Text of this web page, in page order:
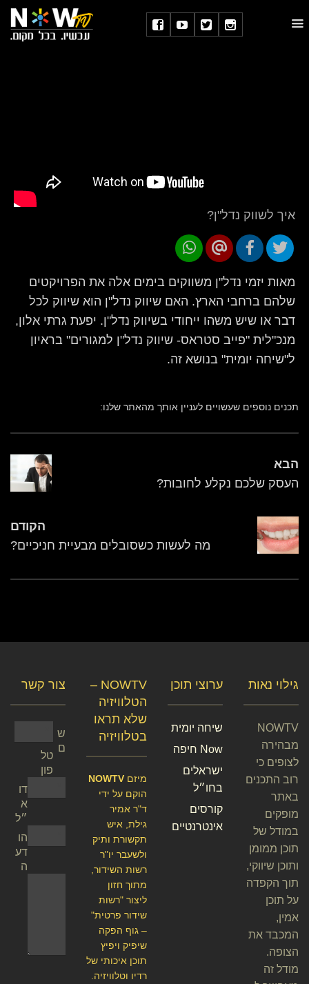
איך לשווק נדל"ן?
מאות יזמי נדל"ן משווקים בימים אלה את הפרויקטים
שלהם ברחבי הארץ. האם שיווק נדל"ן הוא שיווק לכל
דבר או שיש משהו ייחודי בשיווק נדל"ן. יפעת גרתי אלון,
מנכ"לית "פייב סטראס- שיווק נדל"ן למגורים" בראיון
ל"שיחה יומית" בנושא זה.
תכנים נוספים שעשויים לעניין אותך מהאתר שלנו:
הבא
העסק שלכם נקלע לחובות?
הקודם
מה לעשות כשסובלים מבעיית חניכיים?
צור קשר
ש
ם
טל
פון
דו
א
״ל
הו
דע
ה
NOWTV –
הטלוויזיה
שלא תראו
בטלוויזיה
מיזם NOWTV
הוקם על ידי
ד"ר אמיר
גילת, איש
תקשורת ותיק
ולשעבר יו"ר
רשות השידור,
מתוך חזון
ליצור "רשות
שידור פרטית"
– גוף הפקה
שיפיק ויפיץ
תוכן איכותי של
רדיו וטלוויזיה.
ערוצי תוכן
שיחה יומית
Now חיפה
ישראלים
בחו״ל
קורסים
אינטרנטיים
גילוי נאות
NOWTV
מבהירה
לצופים כי
רוב התכנים
באתר
מופקים
במודל של
תוכן ממומן
ותוכן שיווקי,
תוך הקפדה
על תוכן
אמין,
המכבד את
הצופה.
מודל זה